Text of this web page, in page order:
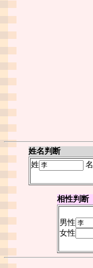
姓名判断
姓
名
相性判断
男性
女性